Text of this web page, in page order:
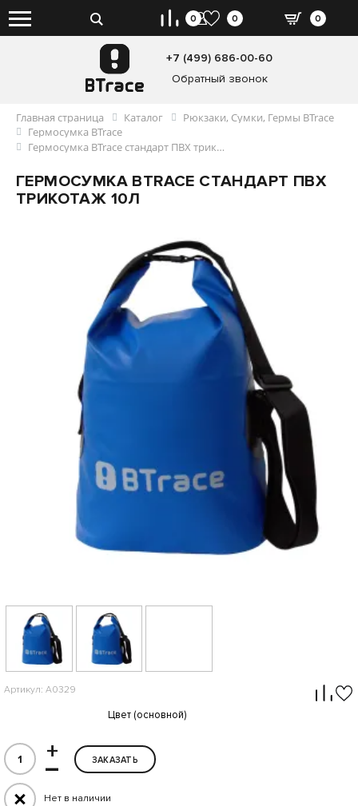
+7 (499) 686-00-60
Обратный звонок
0
0 0
Главная страница Каталог
Рюкзаки, Сумки, Гермы BTrace
Гермосумка BTrace
Гермосумка BTrace стандарт ПВХ трикотаж 10л
ГЕРМОСУМКА BTRACE СТАНДАРТ ПВХ
ТРИКОТАЖ 10Л
Артикул: A0329
Цвет (основной)
–
+ ЗАКАЗАТЬ
Нет в наличии